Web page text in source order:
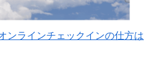
す
ぎ
る
作
る
オ
発
JINAIR（ジ
ンラインチェックインの仕方は